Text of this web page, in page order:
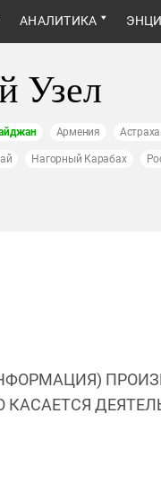
АНАЛИТИКА
Узел
Армения
Нагорный Карабах